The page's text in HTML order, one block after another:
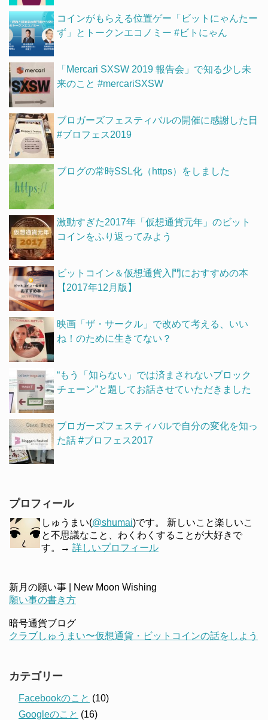
コインがもらえる位置ゲー「ビットにゃんたー
ず」とトークンエコノミー #ビトにゃん
「Mercari SXSW 2019 報告会」で知る少し未
来のこと #mercariSXSW
ブロガーズフェスティバルの開催に感謝した日
#ブロフェス2019
ブログの常時SSL化（https）をしました
激動すぎた2017年「仮想通貨元年」のビット
コインをふり返ってみよう
ビットコイン＆仮想通貨入門におすすめの本
【2017年12月版】
映画「ザ・サークル」で改めて考える、いい
ね！のために生きてない？
“もう「知らない」では済まされないブロック
チェーン”と題してお話させていただきました
ブロガーズフェスティバルで自分の変化を知っ
た話 #ブロフェス2017
プロフィール
しゅうまい(@shumai)です。 新しいこと楽しいこ
と不思議なこと、わくわくすることが大好きで
す。→ 詳しいプロフィール
新月の願い事 | New Moon Wishing
願い事の書き方
暗号通貨ブログ
クラブしゅうまい〜仮想通貨・ビットコインの話をしよう
カテゴリー
Facebookのこと (10)
Googleのこと (16)